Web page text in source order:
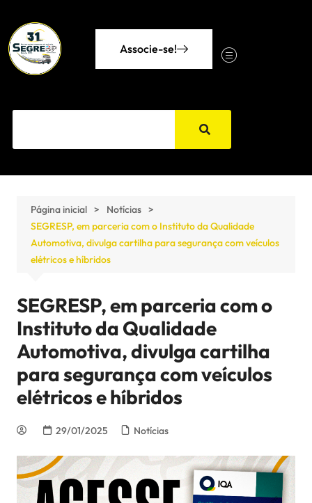
Associe-se!
Página inicial
Notícias
SEGRESP, em parceria com o Instituto da Qualidade
Automotiva, divulga cartilha para segurança com veículos
elétricos e híbridos
SEGRESP, em parceria com o
Instituto da Qualidade
Automotiva, divulga cartilha
para segurança com veículos
elétricos e híbridos
29/01/2025 Notícias